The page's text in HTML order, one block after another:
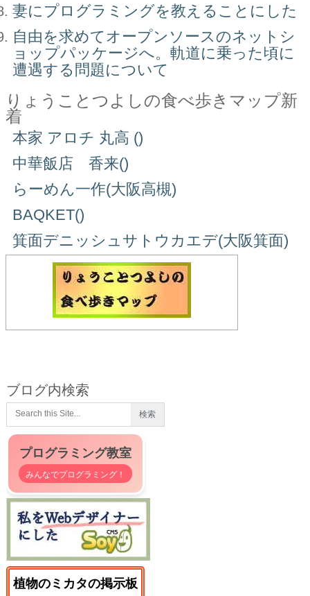
妻にプログラミングを教えることにした
自由を求めてオープンソースのネットシ
ョップパッケージへ。軌道に乗った頃に
遭遇する問題について
りょうことつよしの食べ歩きマップ新
着
本家 アロチ 丸高 ()
中華飯店 香来()
らーめん一作(大阪高槻)
BAQKET()
箕面デニッシュサトウカエデ(大阪箕面)
ブログ内検索
プログラミング教室
みんなでプログラミング！
植物のミカタの掲示板